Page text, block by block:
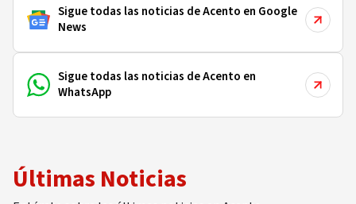
Sigue todas las noticias de Acento en Google
News
Sigue todas las noticias de Acento en
WhatsApp